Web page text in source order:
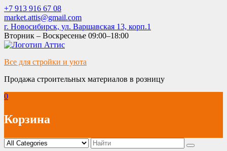
Skip
to
content
+7 913 916 67 08
market.attis@gmail.com
г. Новосибирск, ул. Варшавская 13, корп.1
Вторник – Воскресенье 09:00–18:00
Все для стройки и уюта
Продажа строительных материалов в розницу
0
Корзина